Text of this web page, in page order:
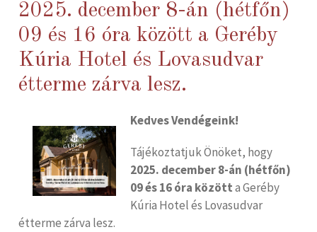
2025. december 8-án (hétfőn)
09 és 16 óra között a Geréby
Kúria Hotel és Lovasudvar
étterme zárva lesz.
Kedves Vendégeink!
Tájékoztatjuk Önöket, hogy
2025. december 8-án (hétfőn)
09 és 16 óra közötta Geréby
Kúria Hotel és Lovasudvar
étterme zárva lesz.